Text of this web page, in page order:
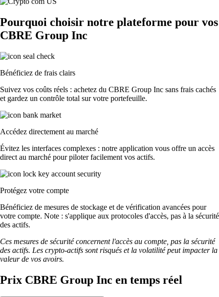
Pourquoi choisir notre plateforme pour vos
CBRE Group Inc
Bénéficiez de frais clairs
Suivez vos coûts réels : achetez du CBRE Group Inc sans frais cachés
et gardez un contrôle total sur votre portefeuille.
Accédez directement au marché
Évitez les interfaces complexes : notre application vous offre un accès
direct au marché pour piloter facilement vos actifs.
Protégez votre compte
Bénéficiez de mesures de stockage et de vérification avancées pour
votre compte. Note : s'applique aux protocoles d'accès, pas à la sécurité
des actifs.
Ces mesures de sécurité concernent l'accès au compte, pas la sécurité
des actifs. Les crypto-actifs sont risqués et la volatilité peut impacter la
valeur de vos avoirs.
Prix CBRE Group Inc en temps réel